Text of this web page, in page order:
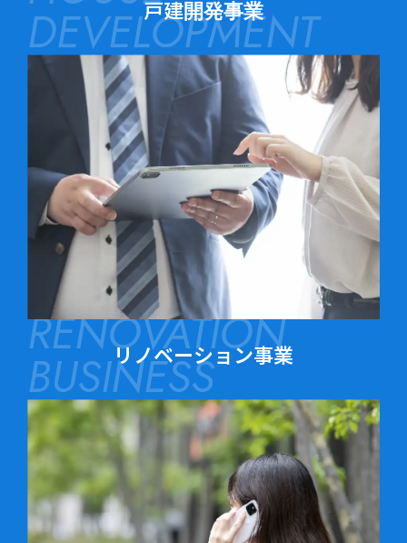
DEVELOPMENT
戸建開発事業
RENOVATION
BUSINESS
リノベーション事業